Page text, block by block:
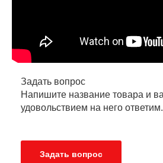
Задать вопрос
Напишите название товара и
удовольствием на него ответим.
Задать вопрос